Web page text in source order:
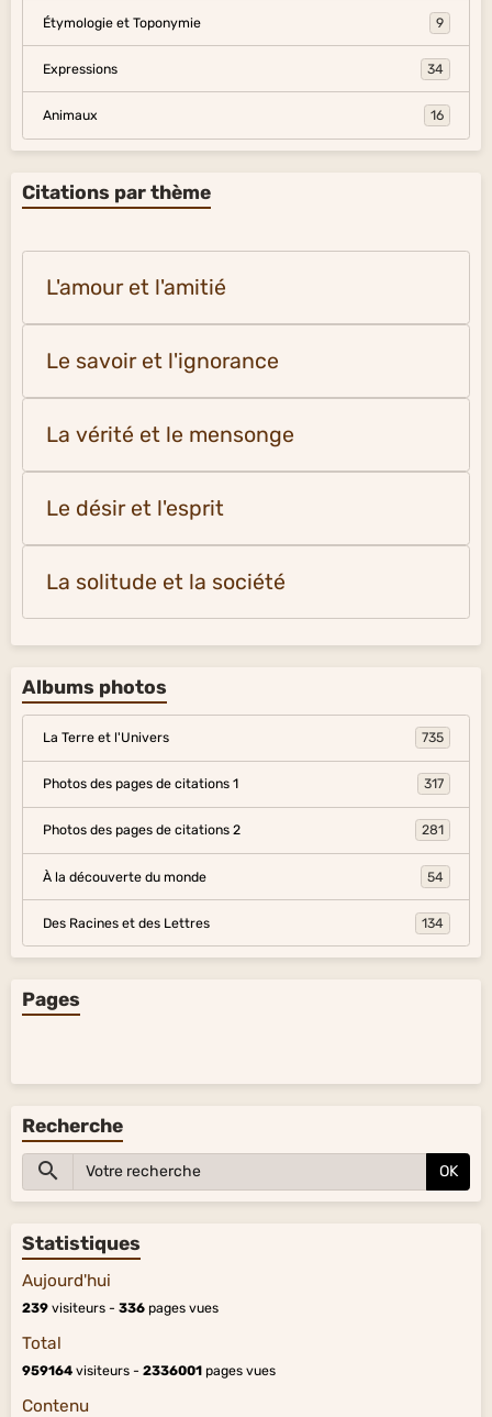
Étymologie et Toponymie 9
Expressions 34
Animaux 16
Citations par thème
L'amour et l'amitié
Le savoir et l'ignorance
La vérité et le mensonge
Le désir et l'esprit
La solitude et la société
Albums photos
La Terre et l'Univers 735
Photos des pages de citations 1 317
Photos des pages de citations 2 281
À la découverte du monde 54
Des Racines et des Lettres 134
Pages
Recherche
OK
Statistiques
Aujourd'hui
239 visiteurs - 336 pages vues
Total
959164 visiteurs - 2336001 pages vues
Contenu